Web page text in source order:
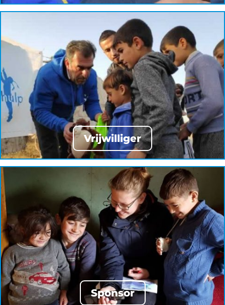
Vrijwilliger
Sponsor